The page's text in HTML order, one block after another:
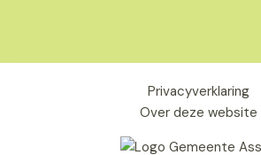
Privacyverklaring
Over deze website